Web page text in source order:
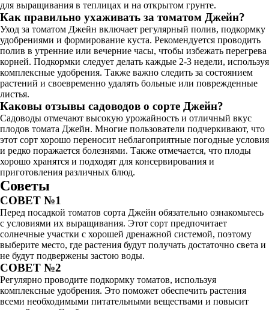
для выращивания в теплицах и на открытом грунте.
Как правильно ухаживать за томатом Джейн?
Уход за томатом Джейн включает регулярный полив, подкормку
удобрениями и формирование куста. Рекомендуется проводить
полив в утренние или вечерние часы, чтобы избежать перегрева
корней. Подкормки следует делать каждые 2-3 недели, используя
комплексные удобрения. Также важно следить за состоянием
растений и своевременно удалять больные или поврежденные
листья.
Каковы отзывы садоводов о сорте Джейн?
Садоводы отмечают высокую урожайность и отличный вкус
плодов томата Джейн. Многие пользователи подчеркивают, что
этот сорт хорошо переносит неблагоприятные погодные условия
и редко поражается болезнями. Также отмечается, что плоды
хорошо хранятся и подходят для консервирования и
приготовления различных блюд.
Советы
СОВЕТ №1
Перед посадкой томатов сорта Джейн обязательно ознакомьтесь
с условиями их выращивания. Этот сорт предпочитает
солнечные участки с хорошей дренажной системой, поэтому
выберите место, где растения будут получать достаточно света и
не будут подвержены застою воды.
СОВЕТ №2
Регулярно проводите подкормку томатов, используя
комплексные удобрения. Это поможет обеспечить растения
всеми необходимыми питательными веществами и повысит